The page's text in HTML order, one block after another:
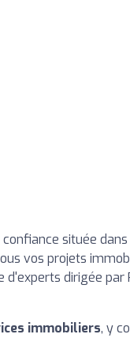
située
vos projets
d'experts dirigée
immobiliers, y